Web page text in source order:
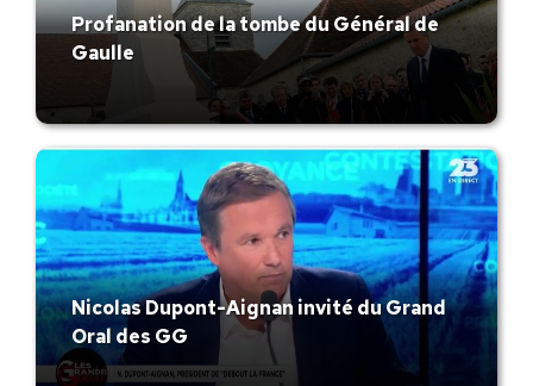
Profanation de la tombe du Général de
Gaulle
Nicolas Dupont-Aignan invité du Grand
Oral des GG